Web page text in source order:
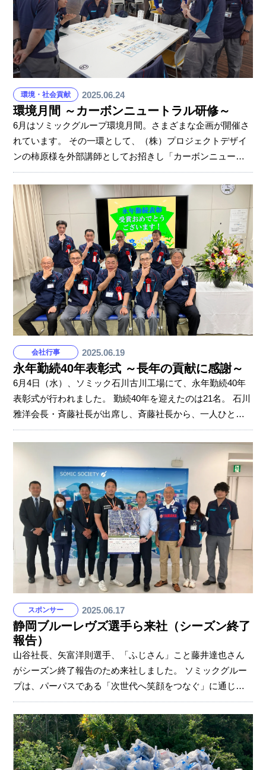
環境・社会貢献 2025.06.24
環境月間 ～カーボンニュートラル研修～
6月はソミックグループ環境月間。さまざまな企画が開催さ
れています。 その一環として、（株）プロジェクトデザイ
ンの柿原様を外部講師としてお招きし「カーボンニュート
ラル研修」が開催され、座学とカードゲーム「2050カーボ
ンニュートラル」で学びを得ました。 ゲームでは参加者が
ペアを組み、「アパレル」「部品メーカー」「政府」など
12の役割に分かれます。 配られたアクションカードとお金
を使って事業活動を行い、それぞれに課せられたゴール達
成を目指しました。 同時に、会場には温室効果ガスの排出
量や濃度などが可視化されたマップを設置。 こちらは参加
者全員のアクションに関わるもので、事業活動や
会社行事 2025.06.19
永年勤続40年表彰式 ～長年の貢献に感謝～
6月4日（水）、ソミック石川古川工場にて、永年勤続40年
表彰式が行われました。 勤続40年を迎えたのは21名。 石川
雅洋会長・斉藤社長が出席し、斉藤社長から、一人ひとり
に感謝状が手渡されました。 斉藤社長はまず、「40年とい
う人生の半分近い時間を、会社のために尽くしてくださり
ありがとうございます」と感謝。 「皆さんが入社した1985
年は、日本が大きく成長している時代、多くの変化があり
ました。そして今の時代も、大きな変化の真っただ中。も
ちろん良い面だけではなく、マイナスも大きく動乱の時代
であり、会社にもさまざまな変化があります。生き抜いて
きた皆さんの力を借りて、今後も変化させていきた
スポンサー 2025.06.17
静岡ブルーレヴズ選手ら来社（シーズン終了
報告）
山谷社長、矢富洋則選手、「ふじさん」こと藤井達也さん
がシーズン終了報告のため来社しました。 ソミックグルー
プは、パーパスである「次世代へ笑顔をつなぐ」に通じる
活動として、「REVSキャラバン」に協賛しています。
REVSキャラバンは、静岡ブルーレヴズが行うラグビー普及
活動。ラグビーを通じた青少年の健全な育成、スポーツに
親しむ人材の育成や子供たちの体力向上を目指したもので
す。 初のプレーオフ進出、レギュラーシーズンは4位躍進と